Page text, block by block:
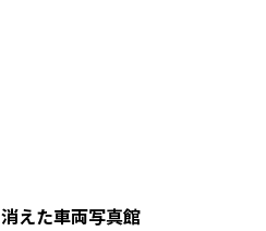
消えた車両写真館